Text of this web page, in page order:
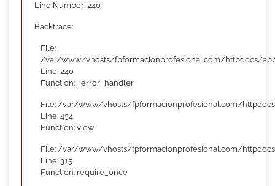
Line Number: 240
Backtrace:
File:
/var/www/vhosts/fpformacionprofesional.com/httpdocs/
Line: 240
Function: _error_handler
File: /var/www/vhosts/fpformacionprofesional.com/
Line: 434
Function: view
File: /var/www/vhosts/fpformacionprofesional.com/
Line: 315
Function: require_once